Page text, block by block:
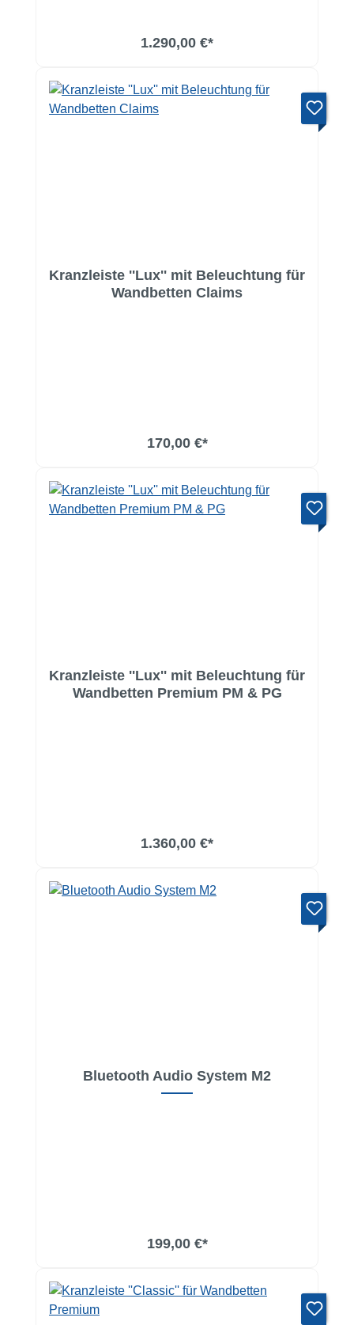
1.290,00 €*
Kranzleiste ''Lux'' mit Beleuchtung für
Wandbetten Claims
170,00 €*
Kranzleiste ''Lux'' mit Beleuchtung für
Wandbetten Premium PM & PG
1.360,00 €*
Bluetooth Audio System M2
199,00 €*
In den Warenkorb